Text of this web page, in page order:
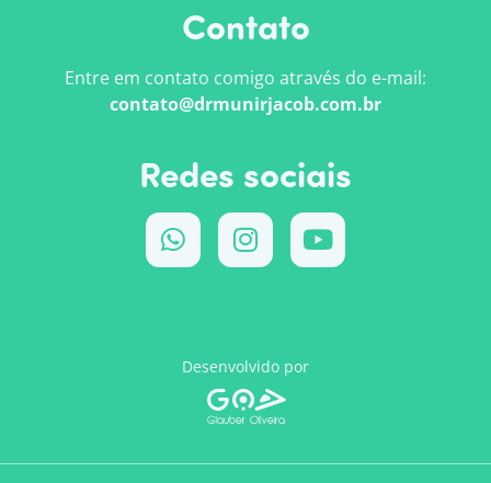
Contato
Entre em contato comigo através do e-mail:
contato@drmunirjacob.com.br
Redes sociais
Desenvolvido por